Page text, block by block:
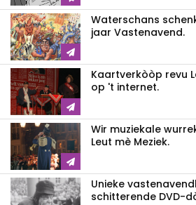
Waterschans
jaar Vastenavend.
Kaartverkòòp revu
op 't internet.
Wir muziekale
Leut mè Meziek.
Unieke
schitterende DVD-